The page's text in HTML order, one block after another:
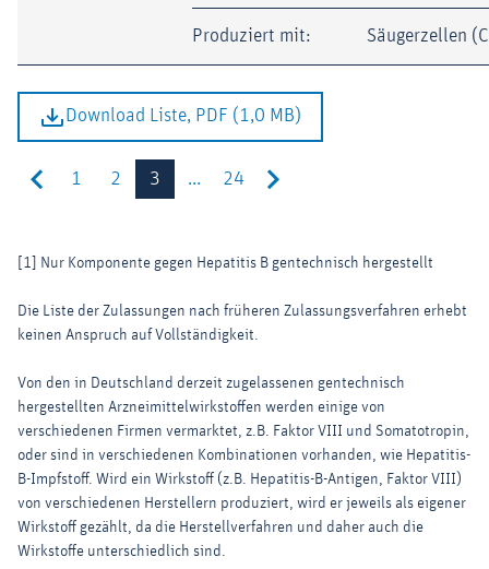
Produziert mit: Säugerzellen
Download Liste, PDF (1,0 MB)
1 2 3 ... 24
[1] Nur Komponente gegen Hepatitis B gentechnisch hergestellt
Die Liste der Zulassungen nach früheren Zulassungsverfahren erhebt
keinen Anspruch auf Vollständigkeit.
Von den in Deutschland derzeit zugelassenen gentechnisch
hergestellten Arzneimittelwirkstoffen werden einige von
verschiedenen Firmen vermarktet, z.B. Faktor VIII und Somatotropin,
oder sind in verschiedenen Kombinationen vorhanden, wie Hepatitis-
B-Impfstoff. Wird ein Wirkstoff (z.B. Hepatitis-B-Antigen, Faktor VIII)
von verschiedenen Herstellern produziert, wird er jeweils als eigener
Wirkstoff gezählt, da die Herstellverfahren und daher auch die
Wirkstoffe unterschiedlich sind.